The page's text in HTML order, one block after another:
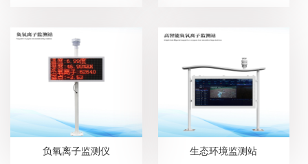
负氧离子监测仪 生态环境监测站